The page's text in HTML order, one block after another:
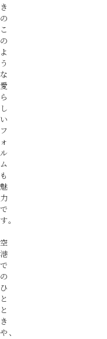
き
の
こ
の
よ
う
な
愛
ら
し
い
フ
ォ
ル
ム
も
魅
力
で
す。
空
港
で
の
ひ
と
と
き
や、